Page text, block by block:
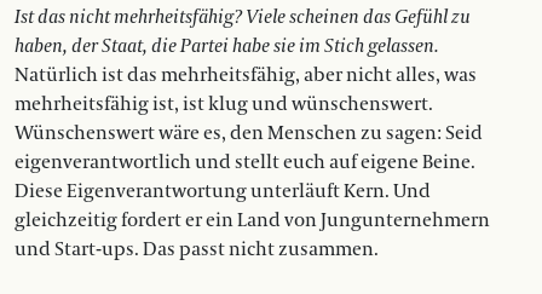
Ist das nicht mehrheitsfähig? Viele scheinen das Gefühl zu
haben, der Staat, die Partei habe sie im Stich gelassen.
Natürlich ist das mehrheitsfähig, aber nicht alles, was
mehrheitsfähig ist, ist klug und wünschenswert.
Wünschenswert wäre es, den Menschen zu sagen: Seid
eigenverantwortlich und stellt euch auf eigene Beine.
Diese Eigenverantwortung unterläuft Kern. Und
gleichzeitig fordert er ein Land von Jungunternehmern
und Start-ups. Das passt nicht zusammen.